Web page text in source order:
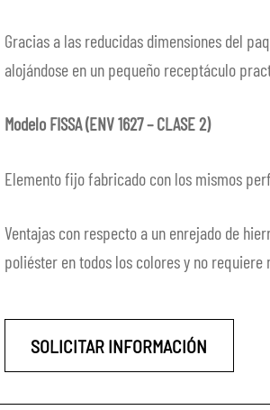
Gracias a las reducidas dimensiones del
alojándose en un pequeño receptáculo
Modelo FISSA (ENV 1627 – CLASE 2)
Elemento fijo fabricado con los mismos
Ventajas con respecto a un enrejado de
poliéster en todos los colores y no requiere
SOLICITAR INFORMACIÓN